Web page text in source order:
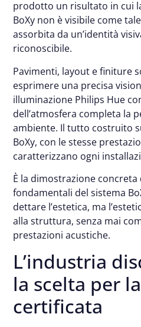
prodotto un risultato in cui
BoXy non è visibile come
assorbita da un’identità
riconoscibile.
Pavimenti, layout e finiture
esprimere una precisa
illuminazione Philips Hue
dell’atmosfera completa la
ambiente. Il tutto costruito
BoXy, con le stesse
caratterizzano ogni
È la dimostrazione
fondamentali del sistema
dettare l’estetica, ma
alla struttura, senza mai
prestazioni acustiche.
L’industria
la scelta per
certificata